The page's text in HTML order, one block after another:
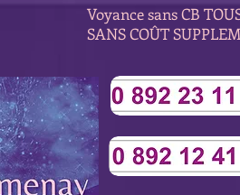
Voyance sans CB
SANS COÛT